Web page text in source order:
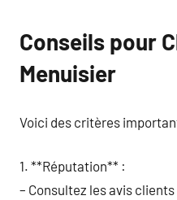
Conseils pour
Menuisier
Voici des critères
1. **Réputation** :
– Consultez les avis